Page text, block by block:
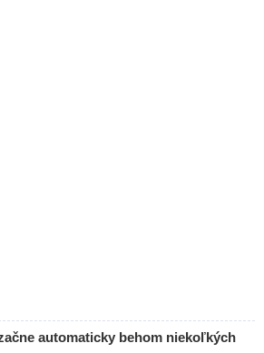
automaticky behom niekoľkých